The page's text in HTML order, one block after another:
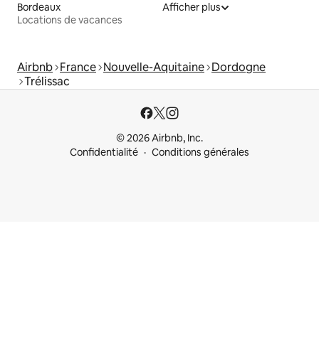
Bordeaux
Locations de vacances
Afficher plus
Airbnb France Nouvelle-Aquitaine Dordogne
Trélissac
© 2026 Airbnb, Inc.
Confidentialité
Conditions générales